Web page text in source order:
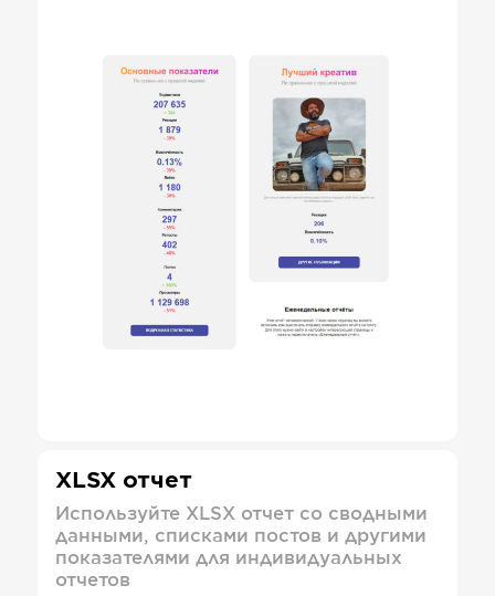
XLSX отчет
Используйте XLSX отчет со сводными
данными, списками постов и другими
показателями для индивидуальных
отчетов